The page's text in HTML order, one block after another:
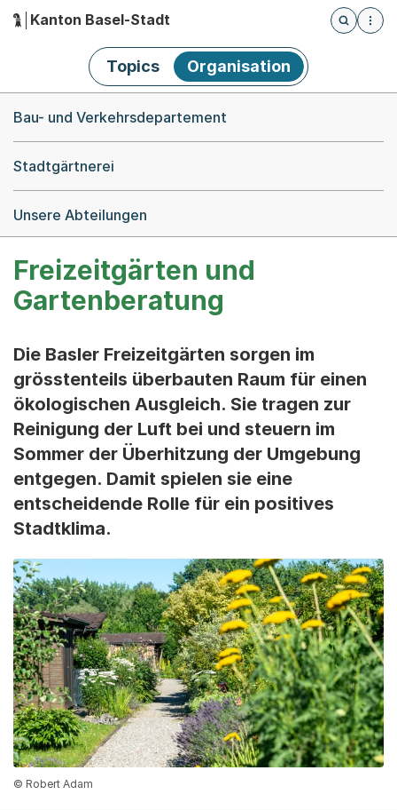
Hauptnavigation
Kanton Basel-Stadt
Öffnet
Topics Organisation
Bau- und Verkehrsdepartement
Stadtgärtnerei
Unsere Abteilungen
Freizeitgärten und
Gartenberatung
Die Basler Freizeitgärten sorgen im
grösstenteils überbauten Raum für einen
ökologischen Ausgleich. Sie tragen zur
Reinigung der Luft bei und steuern im
Sommer der Überhitzung der Umgebung
entgegen. Damit spielen sie eine
entscheidende Rolle für ein positives
Stadtklima.
© Robert Adam